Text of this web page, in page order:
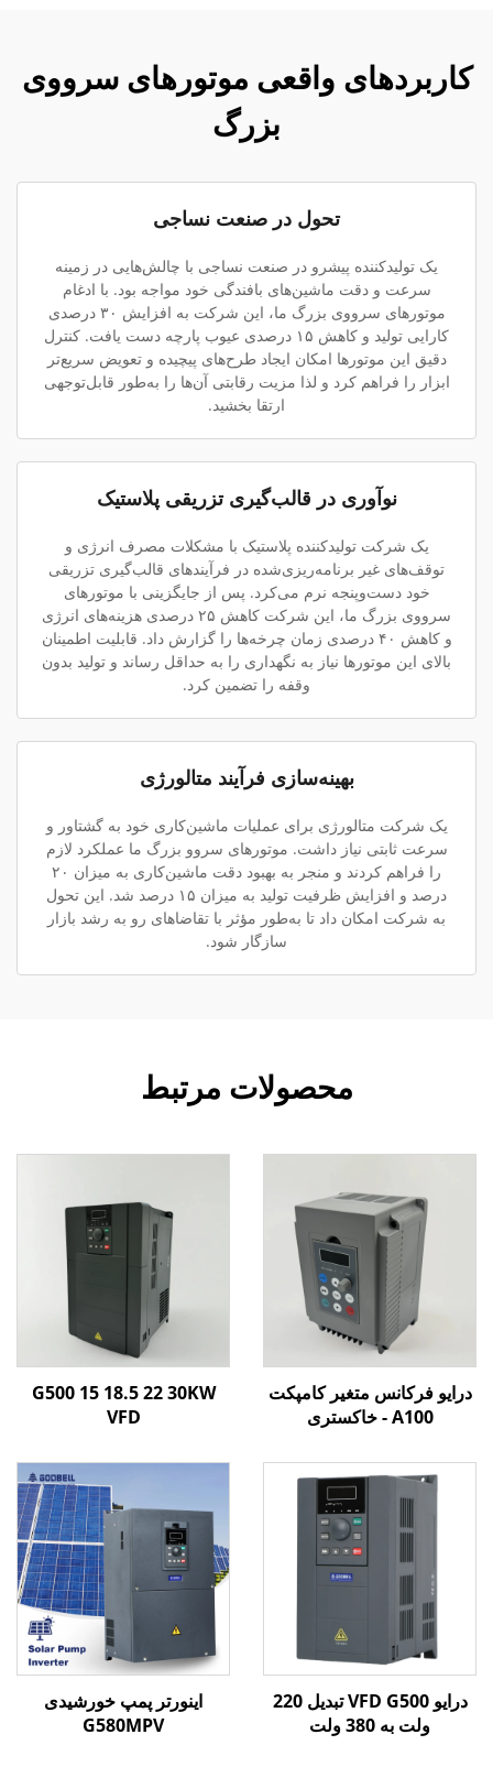
کاربردهای واقعی موتورهای سرووی
بزرگ
تحول در صنعت نساجی
یک تولیدکننده پیشرو در صنعت نساجی با چالش‌هایی در زمینه
سرعت و دقت ماشین‌های بافندگی خود مواجه بود. با ادغام
موتورهای سرووی بزرگ ما، این شرکت به افزایش ۳۰ درصدی
کارایی تولید و کاهش ۱۵ درصدی عیوب پارچه دست یافت. کنترل
دقیق این موتورها امکان ایجاد طرح‌های پیچیده و تعویض سریع‌تر
ابزار را فراهم کرد و لذا مزیت رقابتی آن‌ها را به‌طور قابل‌توجهی
ارتقا بخشید.
نوآوری در قالب‌گیری تزریقی پلاستیک
یک شرکت تولیدکننده پلاستیک با مشکلات مصرف انرژی و
توقف‌های غیر برنامه‌ریزی‌شده در فرآیندهای قالب‌گیری تزریقی
خود دست‌وپنجه نرم می‌کرد. پس از جایگزینی با موتورهای
سرووی بزرگ ما، این شرکت کاهش ۲۵ درصدی هزینه‌های انرژی
و کاهش ۴۰ درصدی زمان چرخه‌ها را گزارش داد. قابلیت اطمینان
بالای این موتورها نیاز به نگهداری را به حداقل رساند و تولید بدون
وقفه را تضمین کرد.
بهینه‌سازی فرآیند متالورژی
یک شرکت متالورژی برای عملیات ماشین‌کاری خود به گشتاور و
سرعت ثابتی نیاز داشت. موتورهای سروو بزرگ ما عملکرد لازم
را فراهم کردند و منجر به بهبود دقت ماشین‌کاری به میزان ۲۰
درصد و افزایش ظرفیت تولید به میزان ۱۵ درصد شد. این تحول
به شرکت امکان داد تا به‌طور مؤثر با تقاضاهای رو به رشد بازار
سازگار شود.
محصولات مرتبط
درایو فرکانس متغیر کامپکت
A100 - خاکستری
G500 15 18.5 22 30KW
VFD
درایو VFD G500 تبدیل 220
ولت به 380 ولت
اینورتر پمپ خورشیدی
G580MPV